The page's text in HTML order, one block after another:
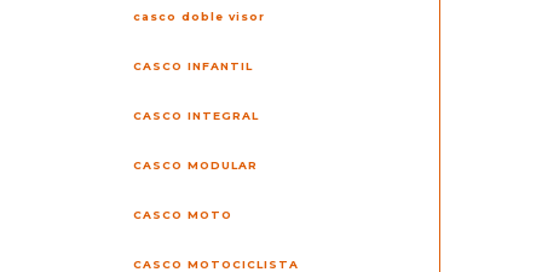
casco doble visor
CASCO INFANTIL
CASCO INTEGRAL
CASCO MODULAR
CASCO MOTO
CASCO MOTOCICLISTA